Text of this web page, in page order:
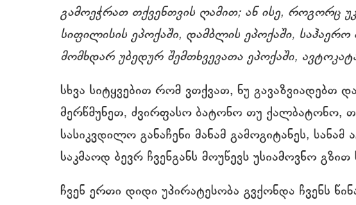
გამოეჭრათ თქვენთვის ღამით; ან ისე, როგორც
სიფილისის ეპოქაში, დამბლის ეპოქაში, საჰაერო
მომხდარ უბედურ შემთხვევათა ეპოქაში,
სხვა სიტყვებით რომ ვთქვათ, ნუ გავაზვიადებთ
მერწმუნეთ, ძვირფასო ბატონო თუ ქალბატონო,
სასიკვდილო განაჩენი მანამ გამოგიტანეს,
საკმაოდ ბევრ ჩვენგანს მოუწევს უსიამოვნო
ჩვენ ერთი დიდი უპირატესობა გვქონდა ჩვენს